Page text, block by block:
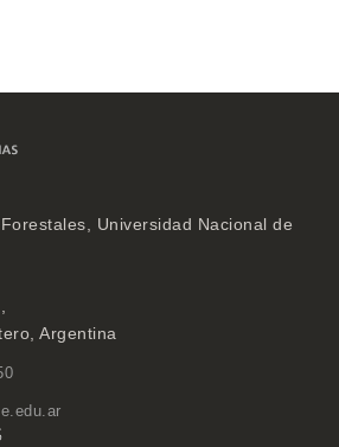
Universidad Nacional de
Argentina